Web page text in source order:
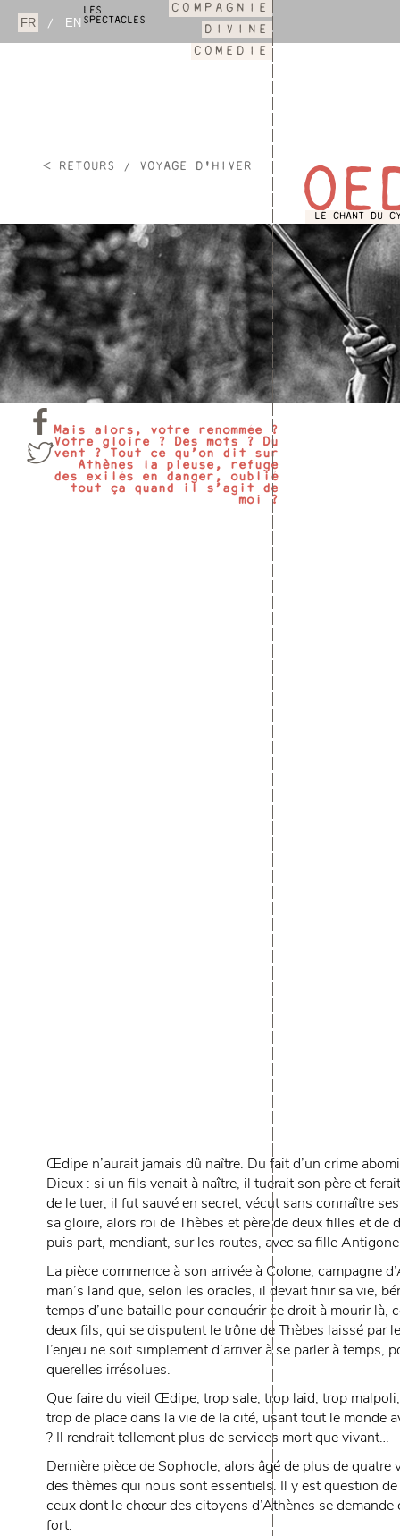
/
LES
SPECTACLES
COMPAGNIE
DIVINE
COMEDIE
< RETOURS / VOYAGE D'HIVER
LE CHANT DU
Mais alors, votre renommée ?
Votre gloire ? Des mots ? Du
vent ? Tout ce qu’on dit sur
Athènes la pieuse, refuge
des exilés en danger, oublié
tout ça quand il s’agit de
moi ?
Œdipe n’aurait jamais dû naître. Du fait d’un crime
Dieux : si un fils venait à naître, il tuerait son père et
de le tuer, il fut sauvé en secret, vécut sans connaître
sa gloire, alors roi de Thèbes et père de deux filles et
puis part, mendiant, sur les routes, avec sa fille
La pièce commence à son arrivée à Colone, campagne
man’s land que, selon les oracles, il devait finir sa vie,
temps d’une bataille pour conquérir ce droit à mourir
deux fils, qui se disputent le trône de Thèbes laissé par
l’enjeu ne soit simplement d’arriver à se parler à
querelles irrésolues.
Que faire du vieil Œdipe, trop sale, trop laid, trop
trop de place dans la vie de la cité, usant tout le monde
? Il rendrait tellement plus de services mort que vivant…
Dernière pièce de Sophocle, alors âgé de plus de
des thèmes qui nous sont essentiels. Il y est question
ceux dont le chœur des citoyens d’Athènes se
fort.